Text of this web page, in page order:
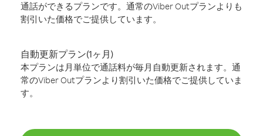
通話ができるプランです。通常のViber Outプランよりも
割引いた価格でご提供しています。
自動更新プラン(1ヶ月)
本プランは月単位で通話料が毎月自動更新されます。通
常のViber Outプランより割引いた価格でご提供していま
す。